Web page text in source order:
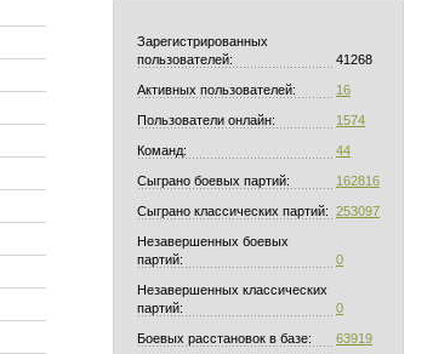
Зарегистрированных
пользователей:
41268
Активных пользователей: 16
Пользователи онлайн: 1574
Команд: 44
Сыграно боевых партий: 162816
Сыграно классических партий: 253097
Незавершенных боевых
партий:
0
Незавершенных классических
партий:
0
Боевых расстановок в базе: 63919